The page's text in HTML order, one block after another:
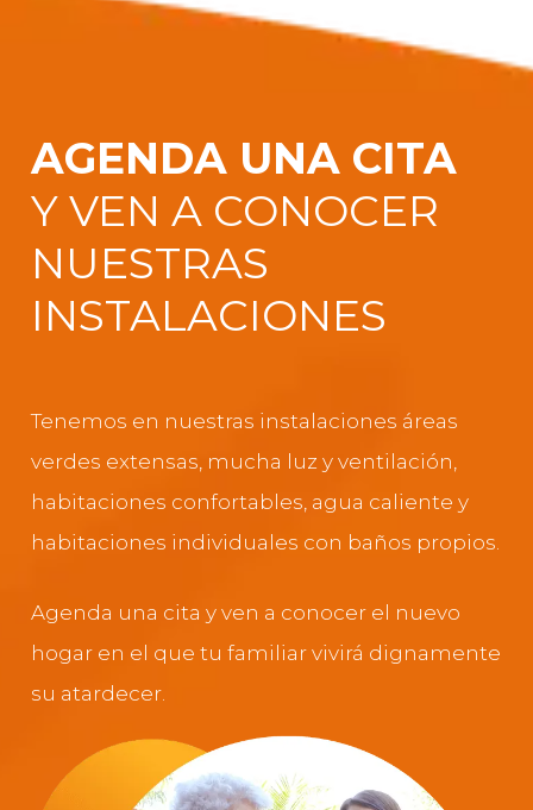
AGENDA UNA CITA
Y VEN A CONOCER
NUESTRAS
INSTALACIONES
Tenemos en nuestras instalaciones áreas
verdes extensas, mucha luz y ventilación,
habitaciones confortables, agua caliente y
habitaciones individuales con baños propios.
Agenda una cita y ven a conocer el nuevo
hogar en el que tu familiar vivirá dignamente
su atardecer.